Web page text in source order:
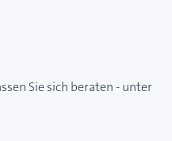
Sie sich beraten - unter